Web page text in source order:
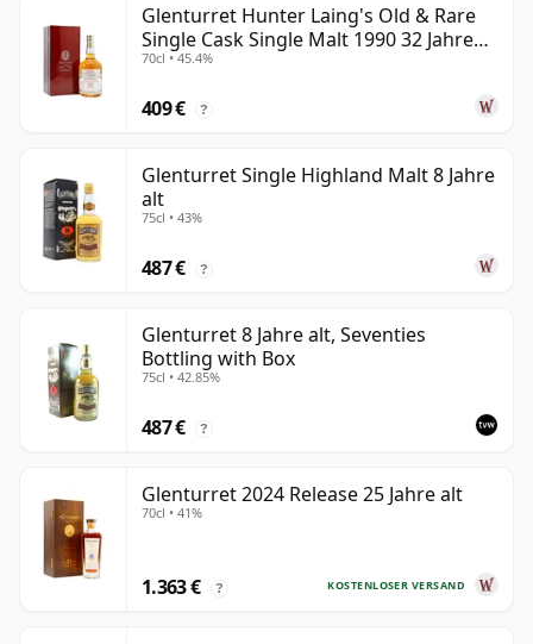
Glenturret Hunter Laing's Old & Rare
Single Cask Single Malt 1990 32 Jahre
alt
70cl • 45.4%
409 € ?
Glenturret Single Highland Malt 8 Jahre
alt
75cl • 43%
487 € ?
Glenturret 8 Jahre alt, Seventies
Bottling with Box
75cl • 42.85%
487 € ?
Glenturret 2024 Release 25 Jahre alt
70cl • 41%
KOSTENLOSER VERSAND
1.363 € ?